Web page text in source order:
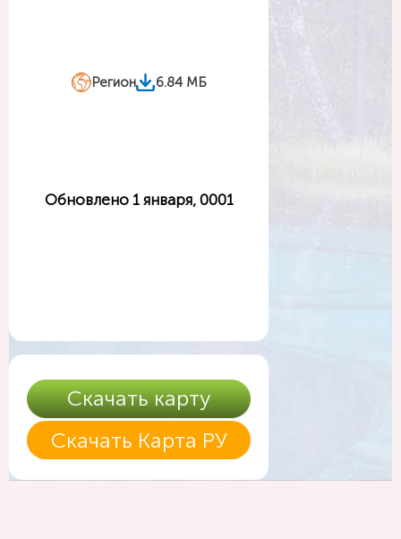
Регион 6.84 МБ
Обновлено 1 января, 0001
Скачать карту
Скачать Карта РУ